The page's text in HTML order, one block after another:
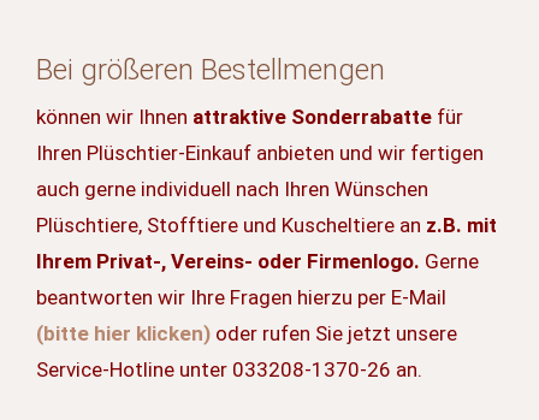
Bei größeren Bestellmengen
können wir Ihnen attraktive Sonderrabatte für
Ihren Plüschtier-Einkauf anbieten und wir fertigen
auch gerne individuell nach Ihren Wünschen
Plüschtiere, Stofftiere und Kuscheltiere an z.B. mit
Ihrem Privat-, Vereins- oder Firmenlogo. Gerne
beantworten wir Ihre Fragen hierzu per E-Mail
(bitte hier klicken) oder rufen Sie jetzt unsere
Service-Hotline unter 033208-1370-26 an.